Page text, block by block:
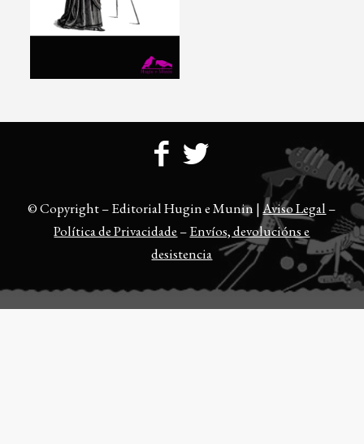
© Copyright – Editorial Hugin e Munin |Aviso Legal –
Política de Privacidade –Envíos, devolucións e
desistencia